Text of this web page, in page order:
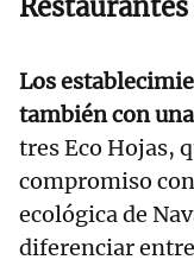
Los
también con
tres Eco Hojas,
compromiso
ecológica de
diferenciar